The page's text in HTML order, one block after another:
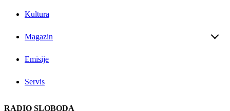
Kultura
Magazin
Emisije
Servis
RADIO SLOBODA